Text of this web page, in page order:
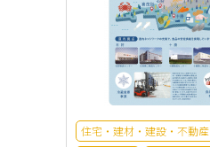
住宅・建材・建設・不動産